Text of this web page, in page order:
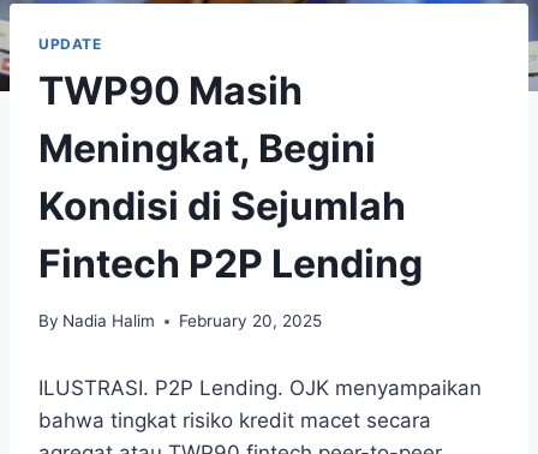
UPDATE
TWP90 Masih
Meningkat, Begini
Kondisi di Sejumlah
Fintech P2P Lending
By Nadia Halim February 20, 2025
ILUSTRASI. P2P Lending. OJK menyampaikan
bahwa tingkat risiko kredit macet secara